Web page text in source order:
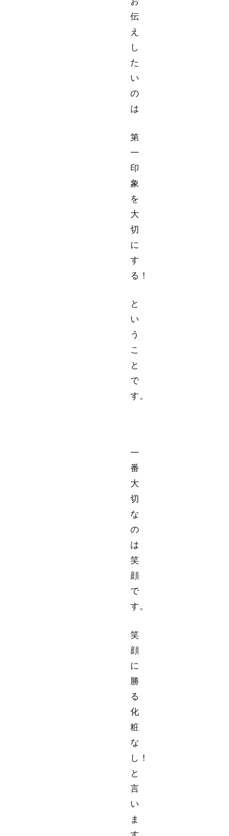
伝
え
し
た
い
の
は
第
一
印
象
を
大
切
に
す
る！
と
い
う
こ
と
で
す。
一
番
大
切
な
の
は
笑
顔
で
す。
笑
顔
に
勝
る
化
粧
な
し！
と
言
い
ま